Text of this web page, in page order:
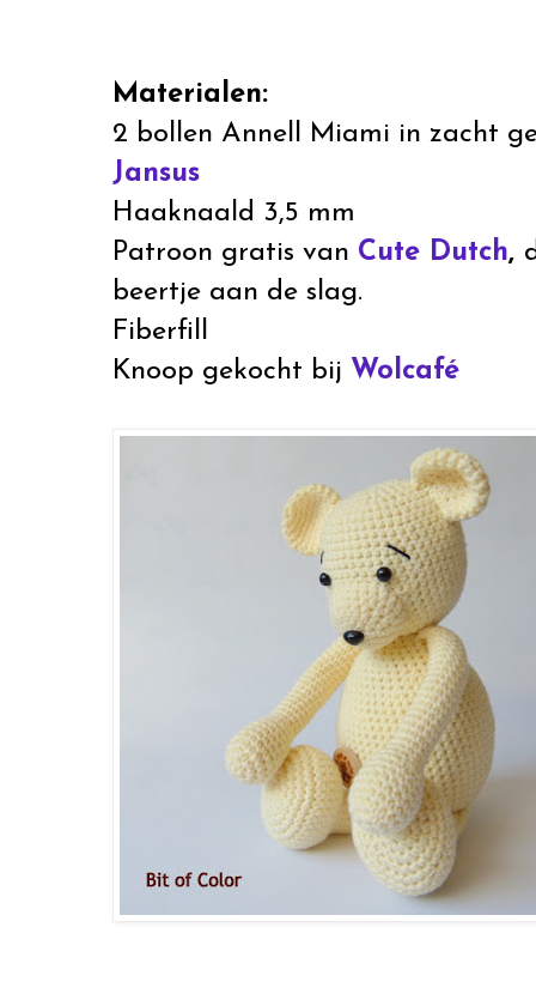
Materialen:
2 bollen Annell Miami in zacht
Jansus
Haaknaald 3,5 mm
Patroon gratis van Cute Dutch,
beertje aan de slag.
Fiberfill
Knoop gekocht bij Wolcafé